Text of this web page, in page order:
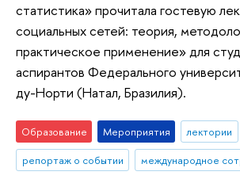
статистика» прочитала гостевую
социальных сетей: теория,
практическое применение» для
аспирантов Федерального
ду-Норти (Натал, Бразилия).
Образование Мероприятия лектории
репортаж о событии
международное